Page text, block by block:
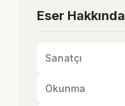
Eser Hakkında
Sanatçı
Okunma